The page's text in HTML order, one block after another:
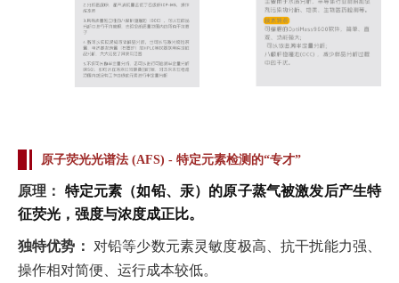
原子荧光光谱法 (AFS) - 特定元素检测的“专才”
原理：
特定元素（如铅、汞）的原子蒸气被激发后产生特
征荧光，强度与浓度成正比。
独特优势：
对铅等少数元素灵敏度极高、抗干扰能力强、
操作相对简便、运行成本较低。